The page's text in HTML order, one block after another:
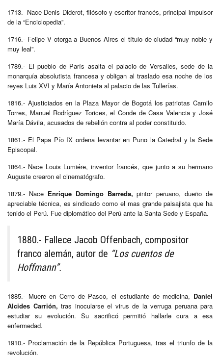
1713.- Nace Denis Diderot, filósofo y escritor francés, principal impulsor
de la “Enciclopedia”.
1716.- Felipe V otorga a Buenos Aires el título de ciudad “muy noble y
muy leal”.
1789.- El pueblo de París asalta el palacio de Versalles, sede de la
monarquía absolutista francesa y obligan al traslado esa noche de los
reyes Luis XVI y María Antonieta al palacio de las Tullerías.
1816.- Ajusticiados en la Plaza Mayor de Bogotá los patriotas Camilo
Torres, Manuel Rodríguez Torices, el Conde de Casa Valencia y José
María Dávila, acusados de rebelión contra al poder constituido.
1861.- El Papa Pío IX ordena levantar en Puno la Catedral y la Sede
Episcopal.
1864.- Nace Louis Lumiére, inventor francés, que junto a su hermano
Auguste crearon el cinematógrafo.
1879.- Nace Enrique Domingo Barreda, pintor peruano, dueño de
apreciable técnica, es sindicado como el mas grande paisajista que ha
tenido el Perú. Fue diplomático del Perú ante la Santa Sede y España.
1880.- Fallece Jacob Offenbach, compositor
franco alemán, autor de “Los cuentos de
Hoffmann”.
1885.- Muere en Cerro de Pasco, el estudiante de medicina, Daniel
Alcides Carrión, tras inocularse el virus de la verruga peruana para
estudiar su evolución. Su sacrificó permitió hallarle cura a esa
enfermedad.
1910.- Proclamación de la República Portuguesa, tras el triunfo de la
revolución.